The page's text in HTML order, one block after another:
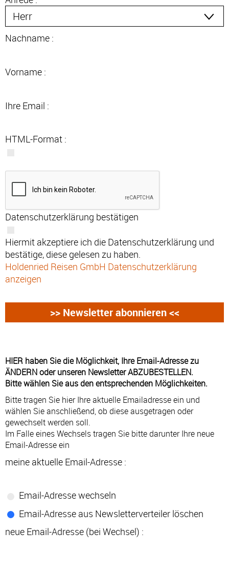
Nachname :
Vorname :
Ihre Email :
HTML-Format :
Datenschutzerklärung bestätigen
Hiermit akzeptiere ich die Datenschutzerklärung und
bestätige, diese gelesen zu haben.
Holdenried Reisen GmbH Datenschutzerklärung
anzeigen
HIER haben Sie die Möglichkeit, Ihre Email-Adresse zu
ÄNDERN oder unseren Newsletter ABZUBESTELLEN.
Bitte wählen Sie aus den entsprechenden Möglichkeiten.
Bitte tragen Sie hier Ihre aktuelle Emailadresse ein und
wählen Sie anschließend, ob diese ausgetragen oder
gewechselt werden soll.
Im Falle eines Wechsels tragen Sie bitte darunter Ihre neue
Email-Adresse ein
meine aktuelle Email-Adresse :
Email-Adresse wechseln
Email-Adresse aus Newsletterverteiler löschen
neue Email-Adresse (bei Wechsel) :